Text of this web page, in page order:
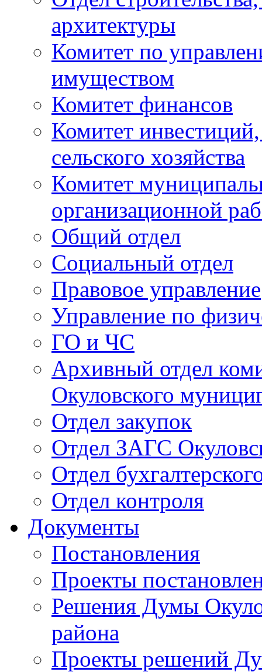
архитектуры
Комитет по
имуществом
Комитет финансов
Комитет
сельского хозяйства
Комитет
организационной
Общий отдел
Социальный отдел
Правовое управление
Управление по
ГО и ЧС
Архивный отдел
Окуловского
Отдел закупок
Отдел ЗАГС
Отдел
Отдел контроля
Документы
Постановления
Проекты
Решения Думы
района
Проекты решений